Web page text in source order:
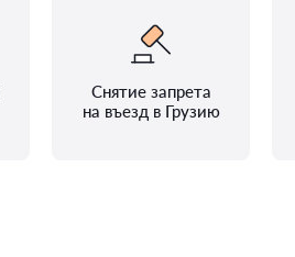
Снятие запрета
на въезд в Грузию